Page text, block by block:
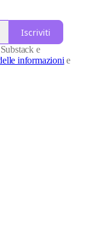
Iscriviti
e
informazionie